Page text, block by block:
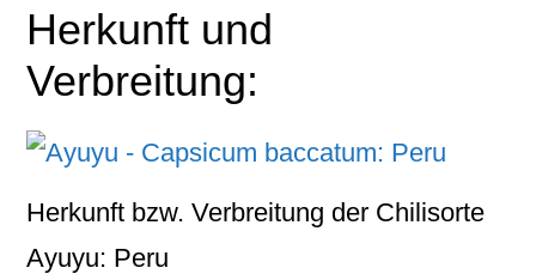
Herkunft und
Verbreitung:
Herkunft bzw. Verbreitung der Chilisorte
Ayuyu: Peru